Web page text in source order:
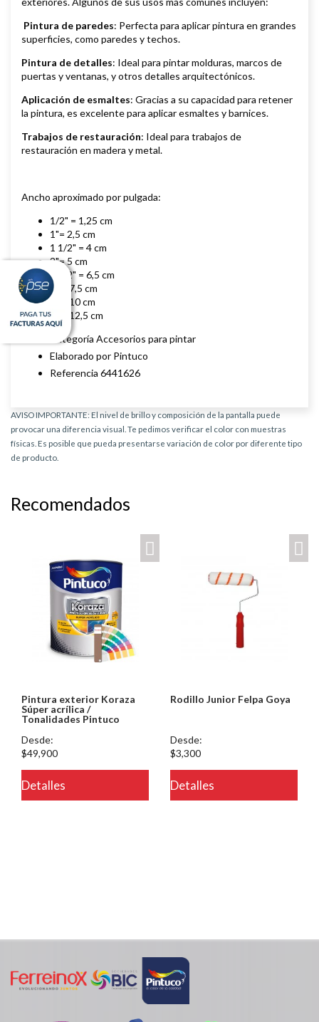
Pintura de paredes: Perfecta para aplicar pintura en grandes
superficies, como paredes y techos.
Pintura de detalles: Ideal para pintar molduras, marcos de
puertas y ventanas, y otros detalles arquitectónicos.
Aplicación de esmaltes: Gracias a su capacidad para retener
la pintura, es excelente para aplicar esmaltes y barnices.
Trabajos de restauración: Ideal para trabajos de
restauración en madera y metal.
Ancho aproximado por pulgada:
1/2" = 1,25 cm
1"= 2,5 cm
1 1/2" = 4 cm
2"= 5 cm
2 1/2" = 6,5 cm
3" = 7,5 cm
4" = 10 cm
5" = 12,5 cm
Categoría Accesorios para pintar
Elaborado por Pintuco
Referencia 6441626
AVISO IMPORTANTE: El nivel de brillo y composición de la pantalla puede
provocar una diferencia visual. Te pedimos verificar el color con muestras
físicas. Es posible que pueda presentarse variación de color por diferente tipo
de producto.
Recomendados
Pintura exterior Koraza
Súper acrílica /
Tonalidades Pintuco
Desde:
$49,900
Detalles
Rodillo Junior Felpa Goya
Desde:
$3,300
Detalles